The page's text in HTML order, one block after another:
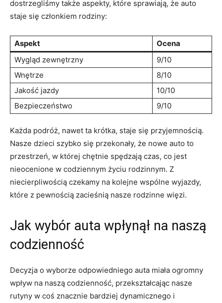
dostrzegliśmy także aspekty, które sprawiają, że auto
staje się członkiem rodziny:
Aspekt
Ocena
Wygląd zewnętrzny
9/10
Wnętrze
8/10
Jakość jazdy
10/10
Bezpieczeństwo
9/10
Każda podróż, nawet ta krótka, staje się przyjemnością.
Nasze dzieci szybko się przekonały, że nowe auto to
przestrzeń, w której chętnie spędzają czas, co jest
nieocenione w codziennym życiu rodzinnym. Z
niecierpliwością czekamy na kolejne wspólne wyjazdy,
które z pewnością zacieśnią nasze rodzinne więzi.
Jak wybór auta wpłynął na naszą
codzienność
Decyzja o wyborze odpowiedniego auta miała ogromny
wpływ na naszą codzienność, przekształcając nasze
rutyny w coś znacznie bardziej dynamicznego i